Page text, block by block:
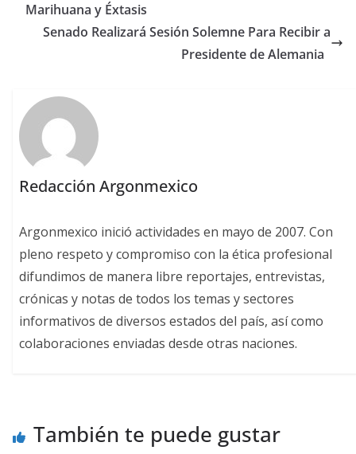
Marihuana y Éxtasis
Senado Realizará Sesión Solemne Para Recibir a
Presidente de Alemania
Redacción Argonmexico
Argonmexico inició actividades en mayo de 2007. Con
pleno respeto y compromiso con la ética profesional
difundimos de manera libre reportajes, entrevistas,
crónicas y notas de todos los temas y sectores
informativos de diversos estados del país, así como
colaboraciones enviadas desde otras naciones.
También te puede gustar